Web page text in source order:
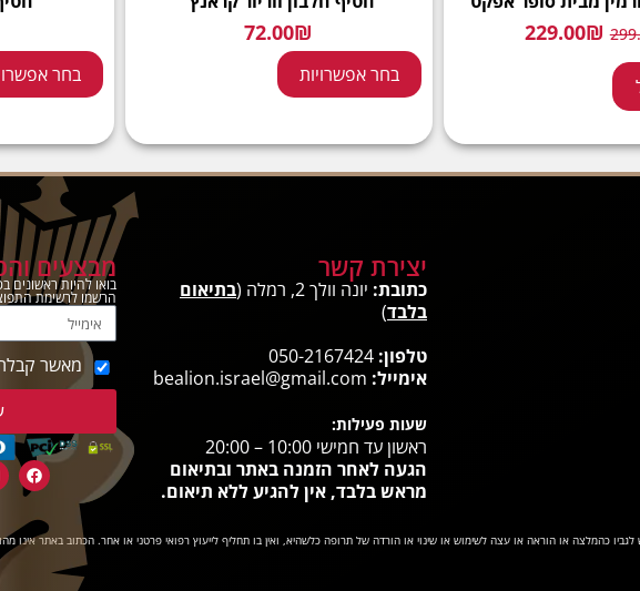
229.00₪
72.00₪
בחר אפשרויות בחר
יצירת קשר
כתובת: יונה וולך 2, רמלה (
בתיאום
בלבד)
טלפון: 050-2167424
אימייל: bealion.israel@gmail.com
שעות פעילות:
ראשון עד חמישי 10:00 – 20:00
הגעה לאחר הזמנה באתר ובתיאום
מראש בלבד, אין להגיע ללא תיאום.
מבצעים
בואו להיות ראשונים
הרשמו לרשימת
מאשר
כהמלצה או הוראה או עצה לשימוש או שינוי או הורדה של תרופה כלשהיא, ואין בו תחליף לייעוץ רפואי פרטני או אחר. הכתוב באתר אינו